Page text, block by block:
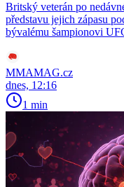
Britský veterán po
představu jejich zápasu
bývalému šampionovi
MMAMAG.cz
dnes, 12:16
1 min